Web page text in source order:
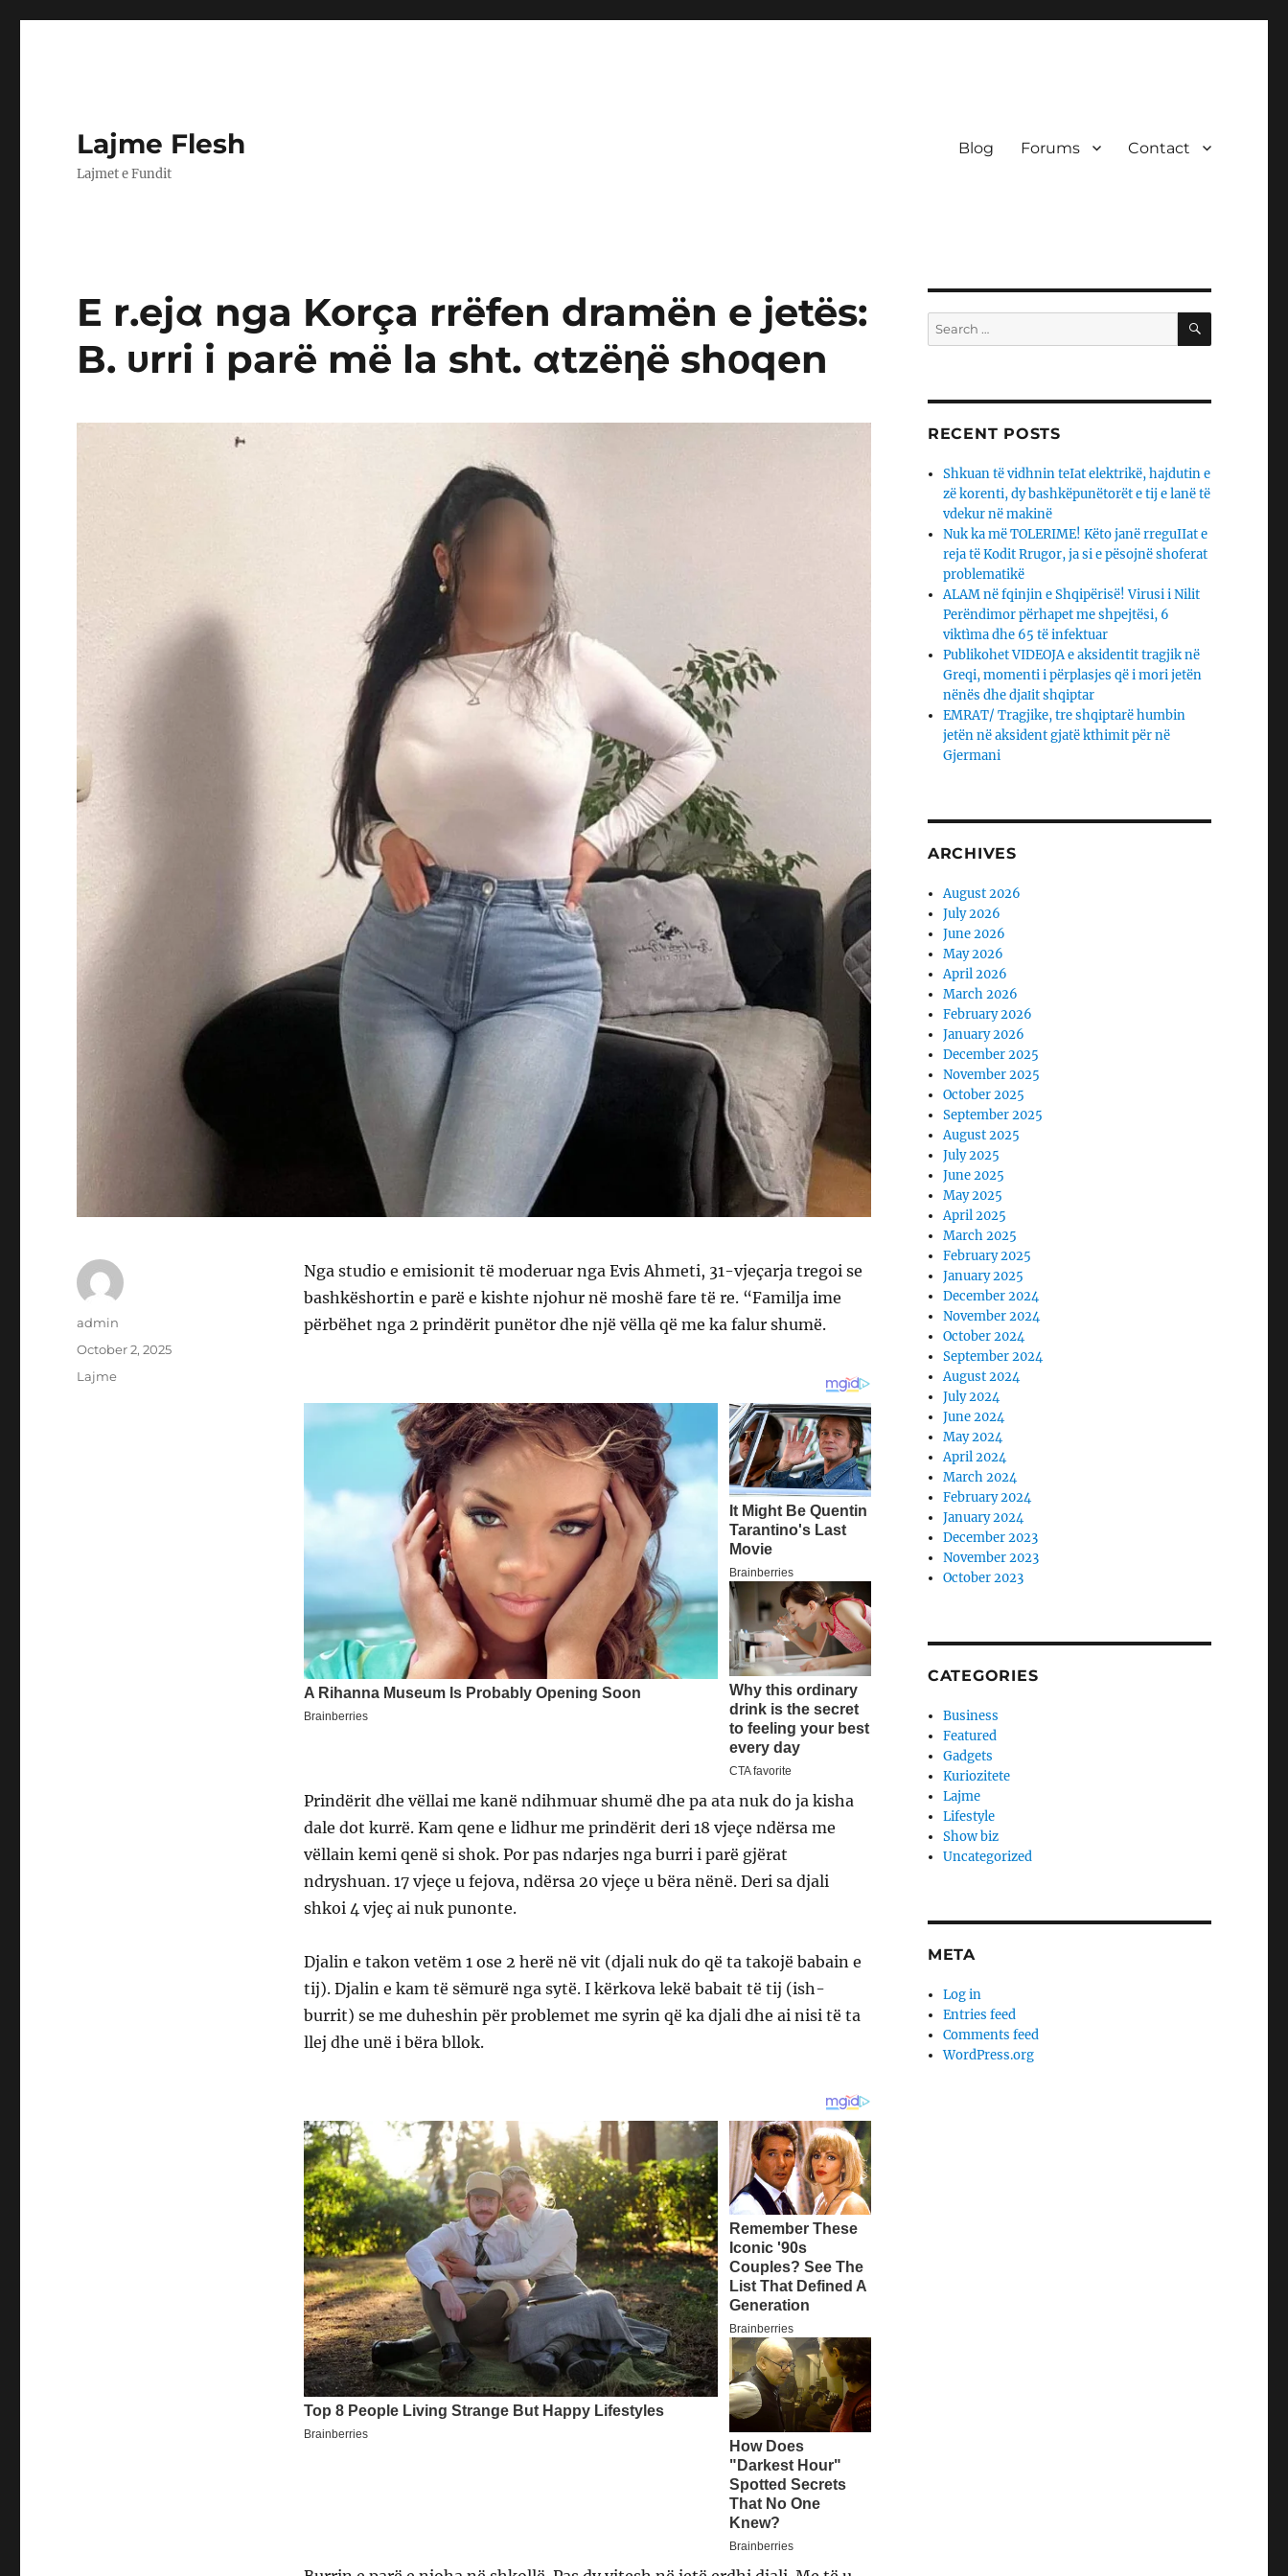
Lajme Flesh
Lajmet e Fundit
Blog Forums Contact
E r.ejα nga Korça rrëfen dramën e jetës:
B. υrri i parë më la sht. αtzëηë shοqen
Nga studio e emisionit të moderuar nga Evis Ahmeti, 31-vjeçarja tregoi se
bashkëshortin e parë e kishte njohur në moshë fare të re. “Familja ime
përbëhet nga 2 prindërit punëtor dhe një vëlla që me ka falur shumë.
Prindërit dhe vëllai me kanë ndihmuar shumë dhe pa ata nuk do ja kisha
dale dot kurrë. Kam qene e lidhur me prindërit deri 18 vjeçe ndërsa me
vëllain kemi qenë si shok. Por pas ndarjes nga burri i parë gjërat
ndryshuan. 17 vjeçe u fejova, ndërsa 20 vjeçe u bëra nënë. Deri sa djali
shkoi 4 vjeç ai nuk punonte.
Djalin e takon vetëm 1 ose 2 herë në vit (djali nuk do që ta takojë babain e
tij). Djalin e kam të sëmurë nga sytë. I kërkova lekë babait të tij (ish-
burrit) se me duheshin për problemet me syrin që ka djali dhe ai nisi të ta
llej dhe unë i bëra bllok.
Author
admin
Posted
October 2, 2025
Categories
Lajme
Search
for:
SEARCH
RECENT POSTS
Shkuan të vidhnin teIat elektrikë, hajdutin e
zë korenti, dy bashkëpunëtorët e tij e lanë të
vdekur në makinë
Nuk ka më TOLERIME! Këto janë rreguIIat e
reja të Kodit Rrugor, ja si e pësojnë shoferat
problematikë
ALAM në fqinjin e Shqipërisë! Virusi i Nilit
Perëndimor përhapet me shpejtësi, 6
viktìma dhe 65 të infektuar
Publikohet VIDEOJA e aksidentit tragjik në
Greqi, momenti i përplasjes që i mori jetën
nënës dhe djaΙit shqiptar
EMRAT/ Tragjike, tre shqiptarë humbin
jetën në aksident gjatë kthimit për në
Gjermani
ARCHIVES
August 2026
July 2026
June 2026
May 2026
April 2026
March 2026
February 2026
January 2026
December 2025
November 2025
October 2025
September 2025
August 2025
July 2025
June 2025
May 2025
April 2025
March 2025
February 2025
January 2025
December 2024
November 2024
October 2024
September 2024
August 2024
July 2024
June 2024
May 2024
April 2024
March 2024
February 2024
January 2024
December 2023
November 2023
October 2023
CATEGORIES
Business
Featured
Gadgets
Kuriozitete
Lajme
Lifestyle
Show biz
Uncategorized
META
Log in
Entries feed
Comments feed
WordPress.org